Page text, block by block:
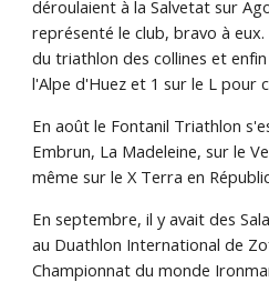
déroulaient à la Salvetat sur
représenté le club, bravo à
du triathlon des collines et
l'Alpe d'Huez et 1 sur le L pour
En août le Fontanil Triathlon
Embrun, La Madeleine, sur le
même sur le X Terra en
En septembre, il y avait des
au Duathlon International de
Championnat du monde